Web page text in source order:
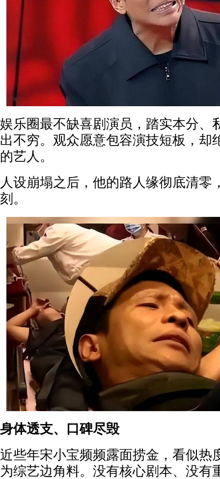
娱乐圈最不缺喜剧演员，踏实本分、
出不穷。观众愿意包容演技短板，却
的艺人。
人设崩塌之后，他的路人缘彻底清零
刻。
身体透支、口碑尽毁
近些年宋小宝频频露面捞金，看似热
为综艺边角料。没有核心剧本、没有